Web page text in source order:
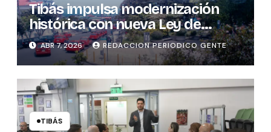
Tibás impulsa modernización
histórica con nueva Ley de
Patentes
ABR 7, 2026 REDACCION PERIODICO GENTE
TIBÁS